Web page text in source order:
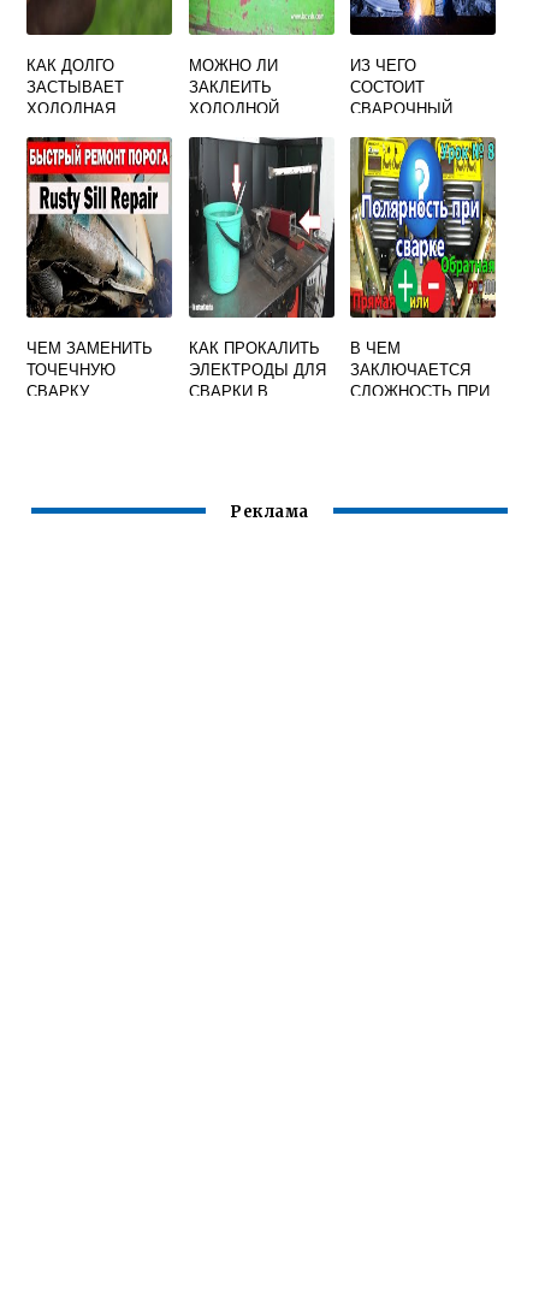
КАК ДОЛГО
ЗАСТЫВАЕТ
ХОЛОДНАЯ
МОЖНО ЛИ
ЗАКЛЕИТЬ
ХОЛОДНОЙ
ПОДДОН
ДВИГАТЕЛЯ
ИЗ ЧЕГО
СОСТОИТ
СВАРОЧНЫЙ
ЧЕМ ЗАМЕНИТЬ
ТОЧЕЧНУЮ
СВАРКУ
КАК ПРОКАЛИТЬ
ЭЛЕКТРОДЫ ДЛЯ
СВАРКИ В
В ЧЕМ
ЗАКЛЮЧАЕТСЯ
СЛОЖНОСТЬ ПРИ
Реклама